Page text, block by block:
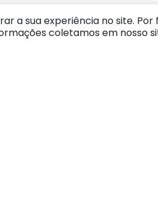
a sua experiência no site. Por
coletamos em nosso